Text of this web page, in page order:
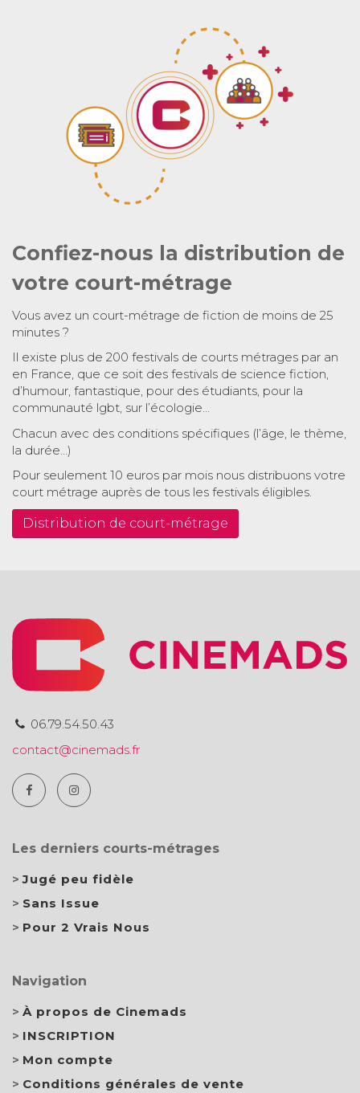
Confiez-nous la distribution de
votre court-métrage
Vous avez un court-métrage de fiction de moins de 25
minutes ?
Il existe plus de 200 festivals de courts métrages par an
en France, que ce soit des festivals de science fiction,
d’humour, fantastique, pour des étudiants, pour la
communauté lgbt, sur l’écologie…
Chacun avec des conditions spécifiques (l’âge, le thème,
la durée…)
Pour seulement 10 euros par mois nous distribuons votre
court métrage auprès de tous les festivals éligibles.
Distribution de court-métrage
06.79.54.50.43
contact@cinemads.fr
Les derniers courts-métrages
Jugé peu fidèle
Sans Issue
Pour 2 Vrais Nous
Navigation
À propos de Cinemads
INSCRIPTION
Mon compte
Conditions générales de vente